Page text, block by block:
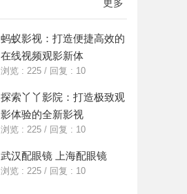
更多
蚂蚁影视：打造便捷高效的
在线视频观影新体
浏览 : 225 / 回复 : 10
探索丫丫影院：打造极致观
影体验的全新影视
浏览 : 225 / 回复 : 10
武汉配眼镜 上海配眼镜
浏览 : 225 / 回复 : 10